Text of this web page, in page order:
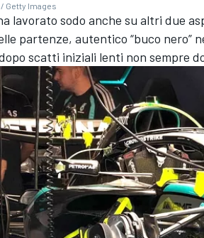
Getty Images
lavorato sodo anche su altri due
partenze, autentico “buco nero”
scatti iniziali lenti non sempre